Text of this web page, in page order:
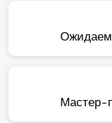
Мастер-